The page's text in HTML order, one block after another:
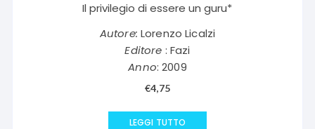
Il privilegio di essere un guru*
Autore: Lorenzo Licalzi
Editore : Fazi
Anno: 2009
€4,75
LEGGI TUTTO